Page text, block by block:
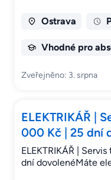
Ostrava
Vhodné pro
Zveřejněno: 3. srpna
ELEKTRIKÁŘ |
000 Kč | 25 dní
ELEKTRIKÁŘ |
dní dovolenéMáte